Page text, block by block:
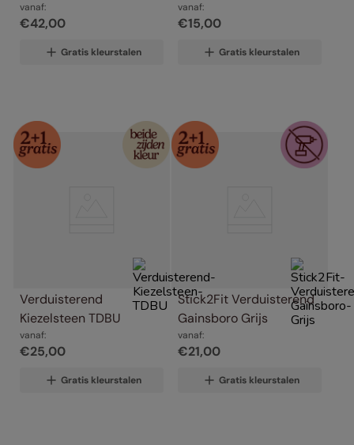
vanaf:
€42,00
Gratis kleurstalen
vanaf:
€15,00
Gratis kleurstalen
Verduisterend
Kiezelsteen TDBU
vanaf:
€25,00
Gratis kleurstalen
Stick2Fit Verduisterend
Gainsboro Grijs
vanaf:
€21,00
Gratis kleurstalen